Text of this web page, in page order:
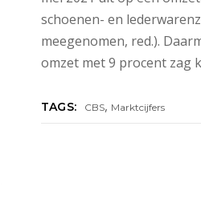
schoenen- en
meegenomen, red.).
omzet met 9 procent zag
TAGS: CBS, Marktcijfers